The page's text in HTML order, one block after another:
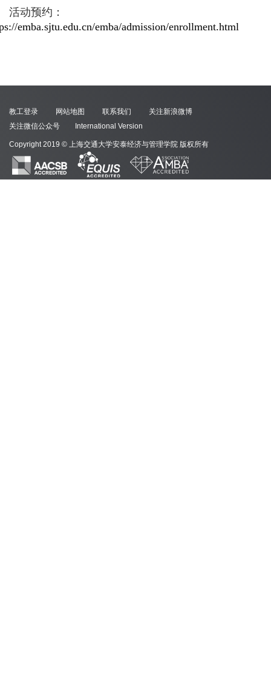
活动预约：
emba.sjtu.edu.cn/emba/admission/enrollment.html
教工登录 网站地图 联系我们
关注新浪微博
关注微信公众号
International Version
Copyright 2019 © 上海交通大学安泰经济与管理学院 版权所有